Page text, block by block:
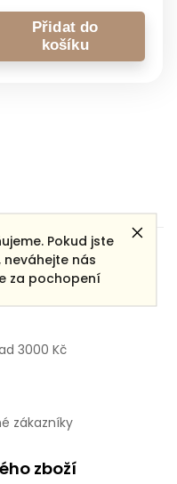
Pokud jste
nás
za pochopení
Přidat do
košíku
3000 Kč
zákazníky
zboží